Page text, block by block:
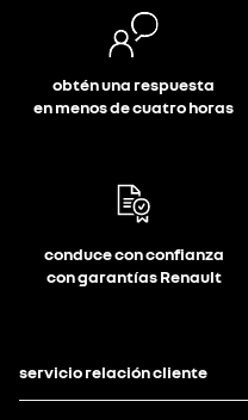
obtén una respuesta
en menos de cuatro horas
conduce con confianza
con garantías Renault
servicio relación cliente